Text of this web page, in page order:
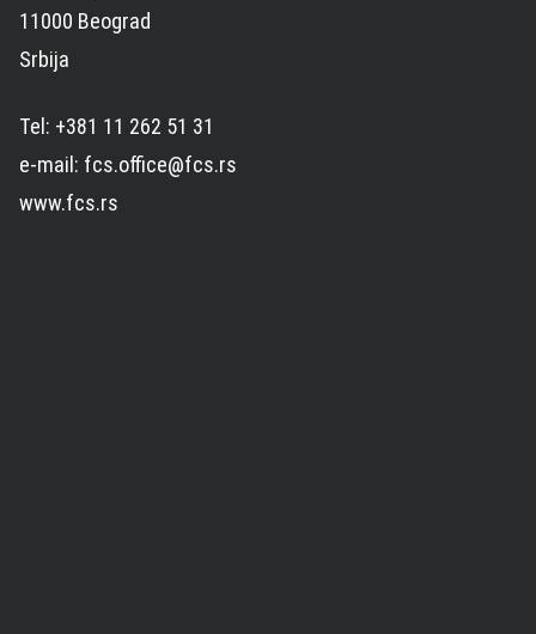
11000 Beograd
Srbija
Tel: +381 11 262 51 31
e-mail: fcs.office@fcs.rs
www.fcs.rs